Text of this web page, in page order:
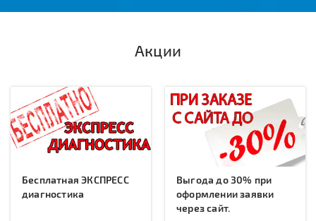
Акции
Бесплатная ЭКСПРЕСС
диагностика
Выгода до 30% при
оформлении заявки
через сайт.